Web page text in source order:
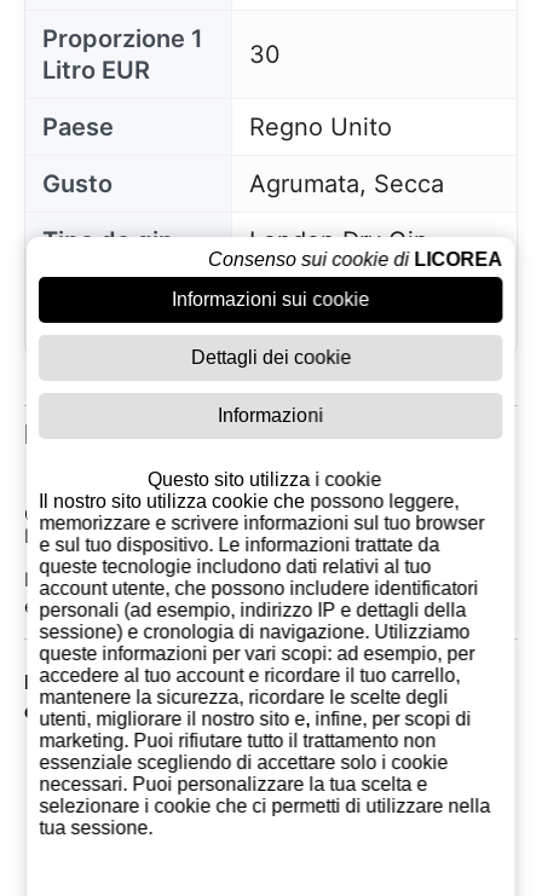
Proporzione 1
Litro EUR
30
Paese
Regno Unito
Gusto
Agrumata, Secca
Tipo de gin
London Dry Gin
mercoledì 06
novembre, 2019
Recensioni clienti
Commenti: 0
Le più recenti tra le recensioni dei clienti
In questo momento non ci sono commenti. Potresti
essere il primo
I Clienti che comprarono questo prodotto, hanno
comprato anche
Consenso sui cookie di LICOREA
Informazioni sui cookie
Dettagli dei cookie
Informazioni
Questo sito utilizza i cookie
Il nostro sito utilizza cookie che possono leggere,
memorizzare e scrivere informazioni sul tuo browser
e sul tuo dispositivo. Le informazioni trattate da
queste tecnologie includono dati relativi al tuo
account utente, che possono includere identificatori
personali (ad esempio, indirizzo IP e dettagli della
sessione) e cronologia di navigazione. Utilizziamo
queste informazioni per vari scopi: ad esempio, per
accedere al tuo account e ricordare il tuo carrello,
mantenere la sicurezza, ricordare le scelte degli
utenti, migliorare il nostro sito e, infine, per scopi di
marketing. Puoi rifiutare tutto il trattamento non
essenziale scegliendo di accettare solo i cookie
necessari. Puoi personalizzare la tua scelta e
selezionare i cookie che ci permetti di utilizzare nella
tua sessione.